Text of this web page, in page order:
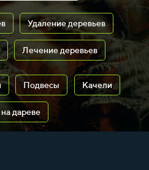
Удаление деревьев
Лечение деревьев
Подвесы Качели
дареве